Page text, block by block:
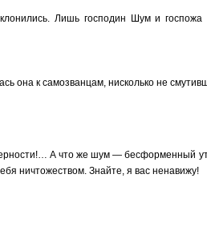
Лишь господин Шум и
она к самозванцам, нисколько не
А что же шум — бесформенный
ничтожеством. Знайте, я вас ненавижу!